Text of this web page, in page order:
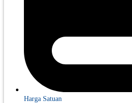
Harga Satuan